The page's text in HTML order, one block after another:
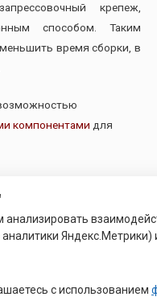
крепеж,
способом. Таким
время сборки, в
компонентами для
анализировать
Яндекс.Метрики)
с использованием